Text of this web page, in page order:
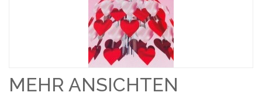
MEHR ANSICHTEN